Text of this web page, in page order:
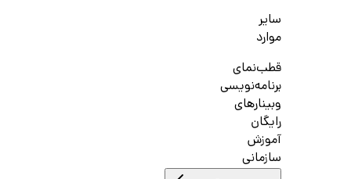
سایر
موارد
قطب‌نمای
برنامه‌نویسی
وبینارهای
رایگان
آموزش
سازمانی